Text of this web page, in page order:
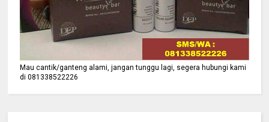
Mau cantik/ganteng alami, jangan tunggu lagi, segera hubungi kami
di 081338522226